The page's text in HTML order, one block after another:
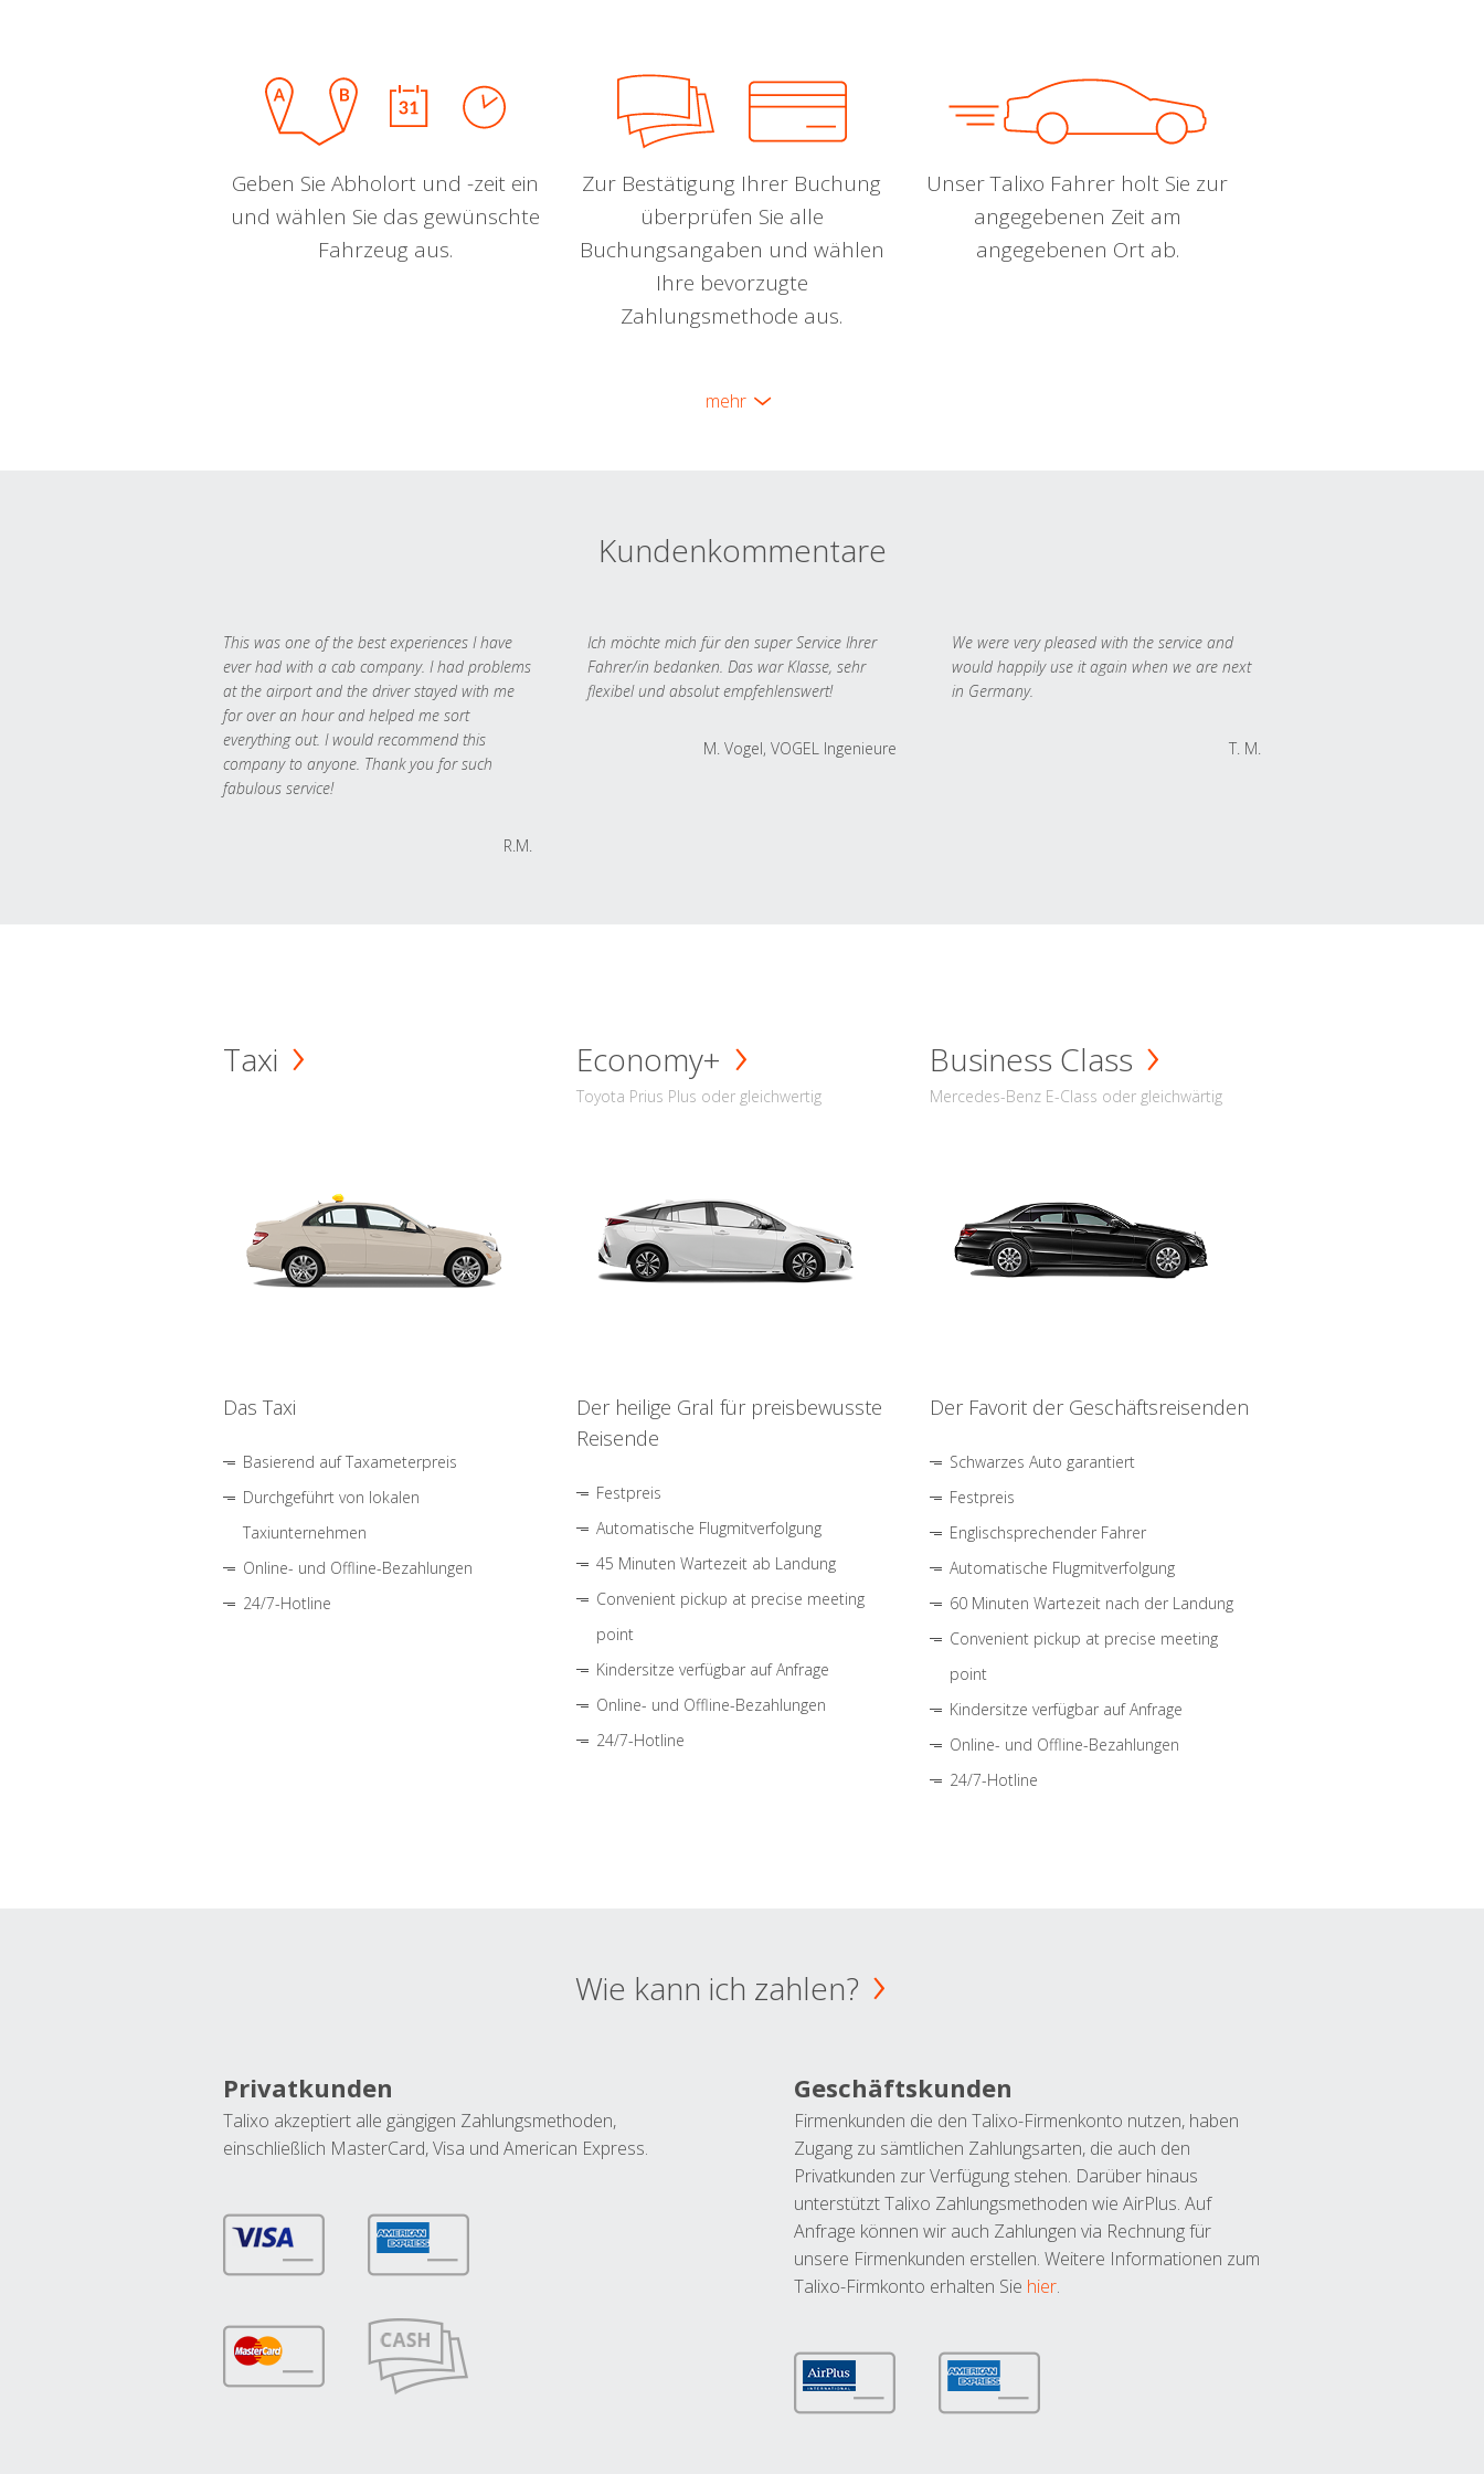
Geben Sie Abholort und -zeit ein
und wählen Sie das gewünschte
Fahrzeug aus.
Zur Bestätigung Ihrer Buchung
überprüfen Sie alle
Buchungsangaben und wählen
Ihre bevorzugte
Zahlungsmethode aus.
Unser Talixo Fahrer holt Sie zur
angegebenen Zeit am
angegebenen Ort ab.
mehr
Kundenkommentare
This was one of the best experiences I have
ever had with a cab company. I had problems
at the airport and the driver stayed with me
for over an hour and helped me sort
everything out. I would recommend this
company to anyone. Thank you for such
fabulous service!
R.M.
Ich möchte mich für den super Service Ihrer
Fahrer/in bedanken. Das war Klasse, sehr
flexibel und absolut empfehlenswert!
M. Vogel, VOGEL Ingenieure
We were very pleased with the service and
would happily use it again when we are next
in Germany.
T. M.
Taxi
Das Taxi
Basierend auf Taxameterpreis
Durchgeführt von lokalen
Taxiunternehmen
Online- und Offline-Bezahlungen
24/7-Hotline
Economy+
Toyota Prius Plus oder gleichwertig
Der heilige Gral für preisbewusste
Reisende
Festpreis
Automatische Flugmitverfolgung
45 Minuten Wartezeit ab Landung
Convenient pickup at precise meeting
point
Kindersitze verfügbar auf Anfrage
Online- und Offline-Bezahlungen
24/7-Hotline
Business Class
Mercedes-Benz E-Class oder gleichwärtig
Der Favorit der Geschäftsreisenden
Schwarzes Auto garantiert
Festpreis
Englischsprechender Fahrer
Automatische Flugmitverfolgung
60 Minuten Wartezeit nach der Landung
Convenient pickup at precise meeting
point
Kindersitze verfügbar auf Anfrage
Online- und Offline-Bezahlungen
24/7-Hotline
Wie kann ich zahlen?
Privatkunden
Talixo akzeptiert alle gängigen Zahlungsmethoden,
einschließlich MasterCard, Visa und American Express.
Geschäftskunden
Firmenkunden die den Talixo-Firmenkonto nutzen, haben
Zugang zu sämtlichen Zahlungsarten, die auch den
Privatkunden zur Verfügung stehen. Darüber hinaus
unterstützt Talixo Zahlungsmethoden wie AirPlus. Auf
Anfrage können wir auch Zahlungen via Rechnung für
unsere Firmenkunden erstellen. Weitere Informationen zum
Talixo-Firmkonto erhalten Sie hier.